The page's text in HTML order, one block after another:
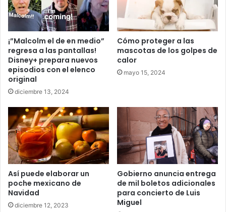
¡”Malcolm el de en medio”
regresa a las pantallas!
Disney+ prepara nuevos
episodios con el elenco
original
diciembre 13, 2024
Cómo proteger a las
mascotas de los golpes de
calor
mayo 15, 2024
Así puede elaborar un
poche mexicano de
Navidad
diciembre 12, 2023
Gobierno anuncia entrega
de mil boletos adicionales
para concierto de Luis
Miguel